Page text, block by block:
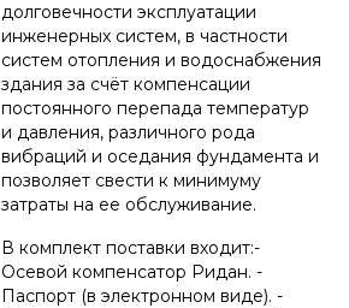
долговечности эксплуатации
инженерных систем, в частности
систем отопления и водоснабжения
здания за счёт компенсации
постоянного перепада температур
и давления, различного рода
вибраций и оседания фундамента и
позволяет свести к минимуму
затраты на ее обслуживание.
В комплект поставки входит:-
Осевой компенсатор Ридан. -
Паспорт (в электронном виде). -